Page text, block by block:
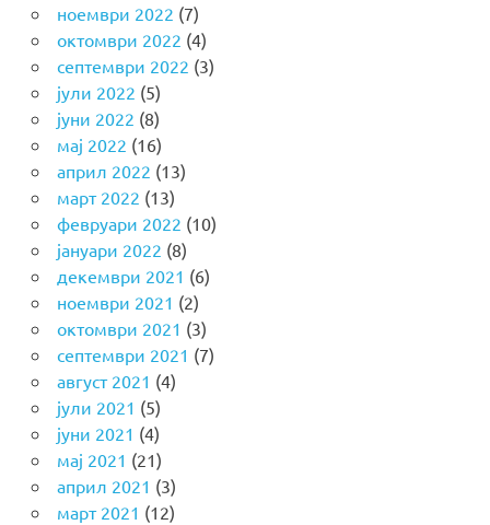
ноември 2022 (7)
октомври 2022 (4)
септември 2022 (3)
јули 2022 (5)
јуни 2022 (8)
мај 2022 (16)
април 2022 (13)
март 2022 (13)
февруари 2022 (10)
јануари 2022 (8)
декември 2021 (6)
ноември 2021 (2)
октомври 2021 (3)
септември 2021 (7)
август 2021 (4)
јули 2021 (5)
јуни 2021 (4)
мај 2021 (21)
април 2021 (3)
март 2021 (12)